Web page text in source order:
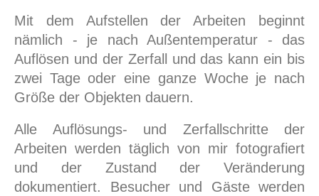
Mit dem Aufstellen der Arbeiten beginnt
nämlich - je nach Außentemperatur - das
Auflösen und der Zerfall und das kann ein bis
zwei Tage oder eine ganze Woche je nach
Größe der Objekten dauern.
Alle Auflösungs- und Zerfallschritte der
Arbeiten werden täglich von mir fotografiert
und der Zustand der Veränderung
dokumentiert. Besucher und Gäste werden